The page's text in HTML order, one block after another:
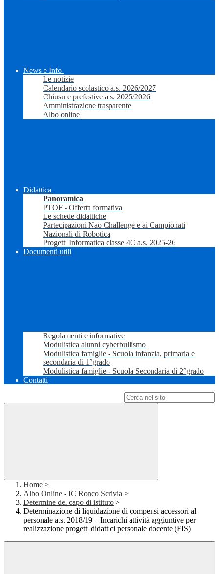
News e Info
Le notizie
Calendario scolastico a.s. 2026/2027
Chiusure prefestive a.s. 2025/2026
Amministrazione trasparente
Albo online
Didattica
Panoramica
PTOF - Offerta formativa
Le schede didattiche
Partecipazioni Nao Challenge e ai Campionati
Nazionali di Robotica
Progetti Informatica classe 4C a.s. 2025-26
Documenti utili
Regolamenti e informative
Modulistica alunni cyberbullismo
Modulistica famiglie - Scuola infanzia, primaria e
secondaria di 1°grado
Modulistica famiglie - Scuola Secondaria di 2°grado
Contatti
Home >
Albo Online - IC Ronco Scrivia >
Determine del capo di istituto >
Determinazione di liquidazione di compensi accessori al
personale a.s. 2018/19 – Incarichi attività aggiuntive per
realizzazione progetti didattici personale docente (FIS)